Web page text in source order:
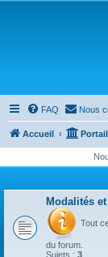
FAQ Nous
Accueil Portail
Modalités
Tout
du forum.
Sujets : 3